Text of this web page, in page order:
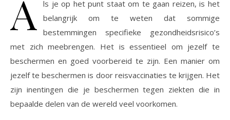
A
ls je op het punt staat om te gaan reizen, is het
belangrijk om te weten dat sommige
bestemmingen specifieke gezondheidsrisico’s
met zich meebrengen. Het is essentieel om jezelf te
beschermen en goed voorbereid te zijn. Een manier om
jezelf te beschermen is door reisvaccinaties te krijgen. Het
zijn inentingen die je beschermen tegen ziekten die in
bepaalde delen van de wereld veel voorkomen.